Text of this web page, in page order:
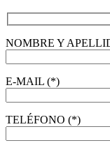
NOMBRE Y
E-MAIL (*)
TELÉFONO (*)